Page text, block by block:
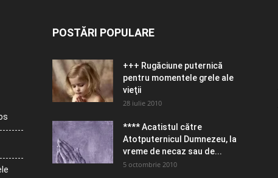
POSTĂRI POPULARE
+++ Rugăciune puternică
pentru momentele grele ale
vieţii
28 iulie 2010
**** Acatistul către
Atotputernicul Dumnezeu, la
vreme de necaz sau de...
5 octombrie 2010